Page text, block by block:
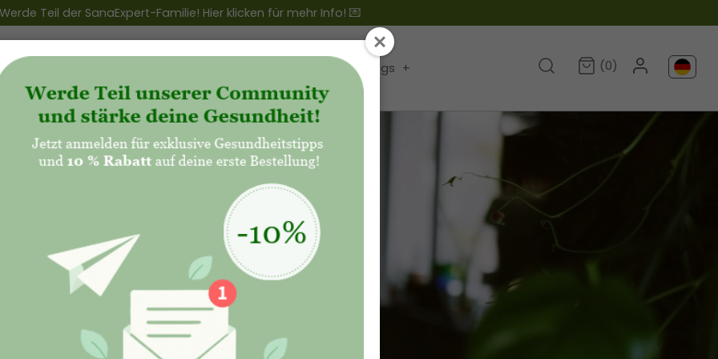
Werde Teil der SanaExpert-Familie! Hier klicken für mehr Info! 💌
Club Blogs + (0)
Kinderwunsch